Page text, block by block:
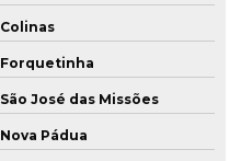
Colinas
Forquetinha
São José das Missões
Nova Pádua